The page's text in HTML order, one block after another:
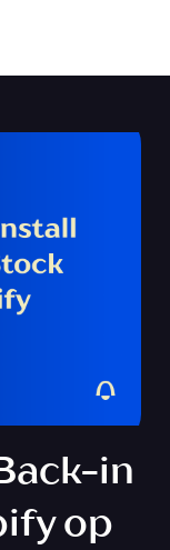
in
op